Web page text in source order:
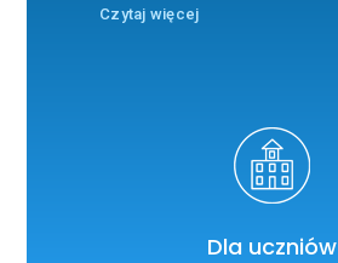
Czytaj więcej
Dla uczniów